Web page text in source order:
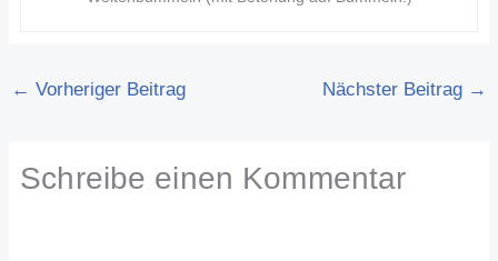
← Vorheriger Beitrag Nächster Beitrag →
Schreibe einen Kommentar